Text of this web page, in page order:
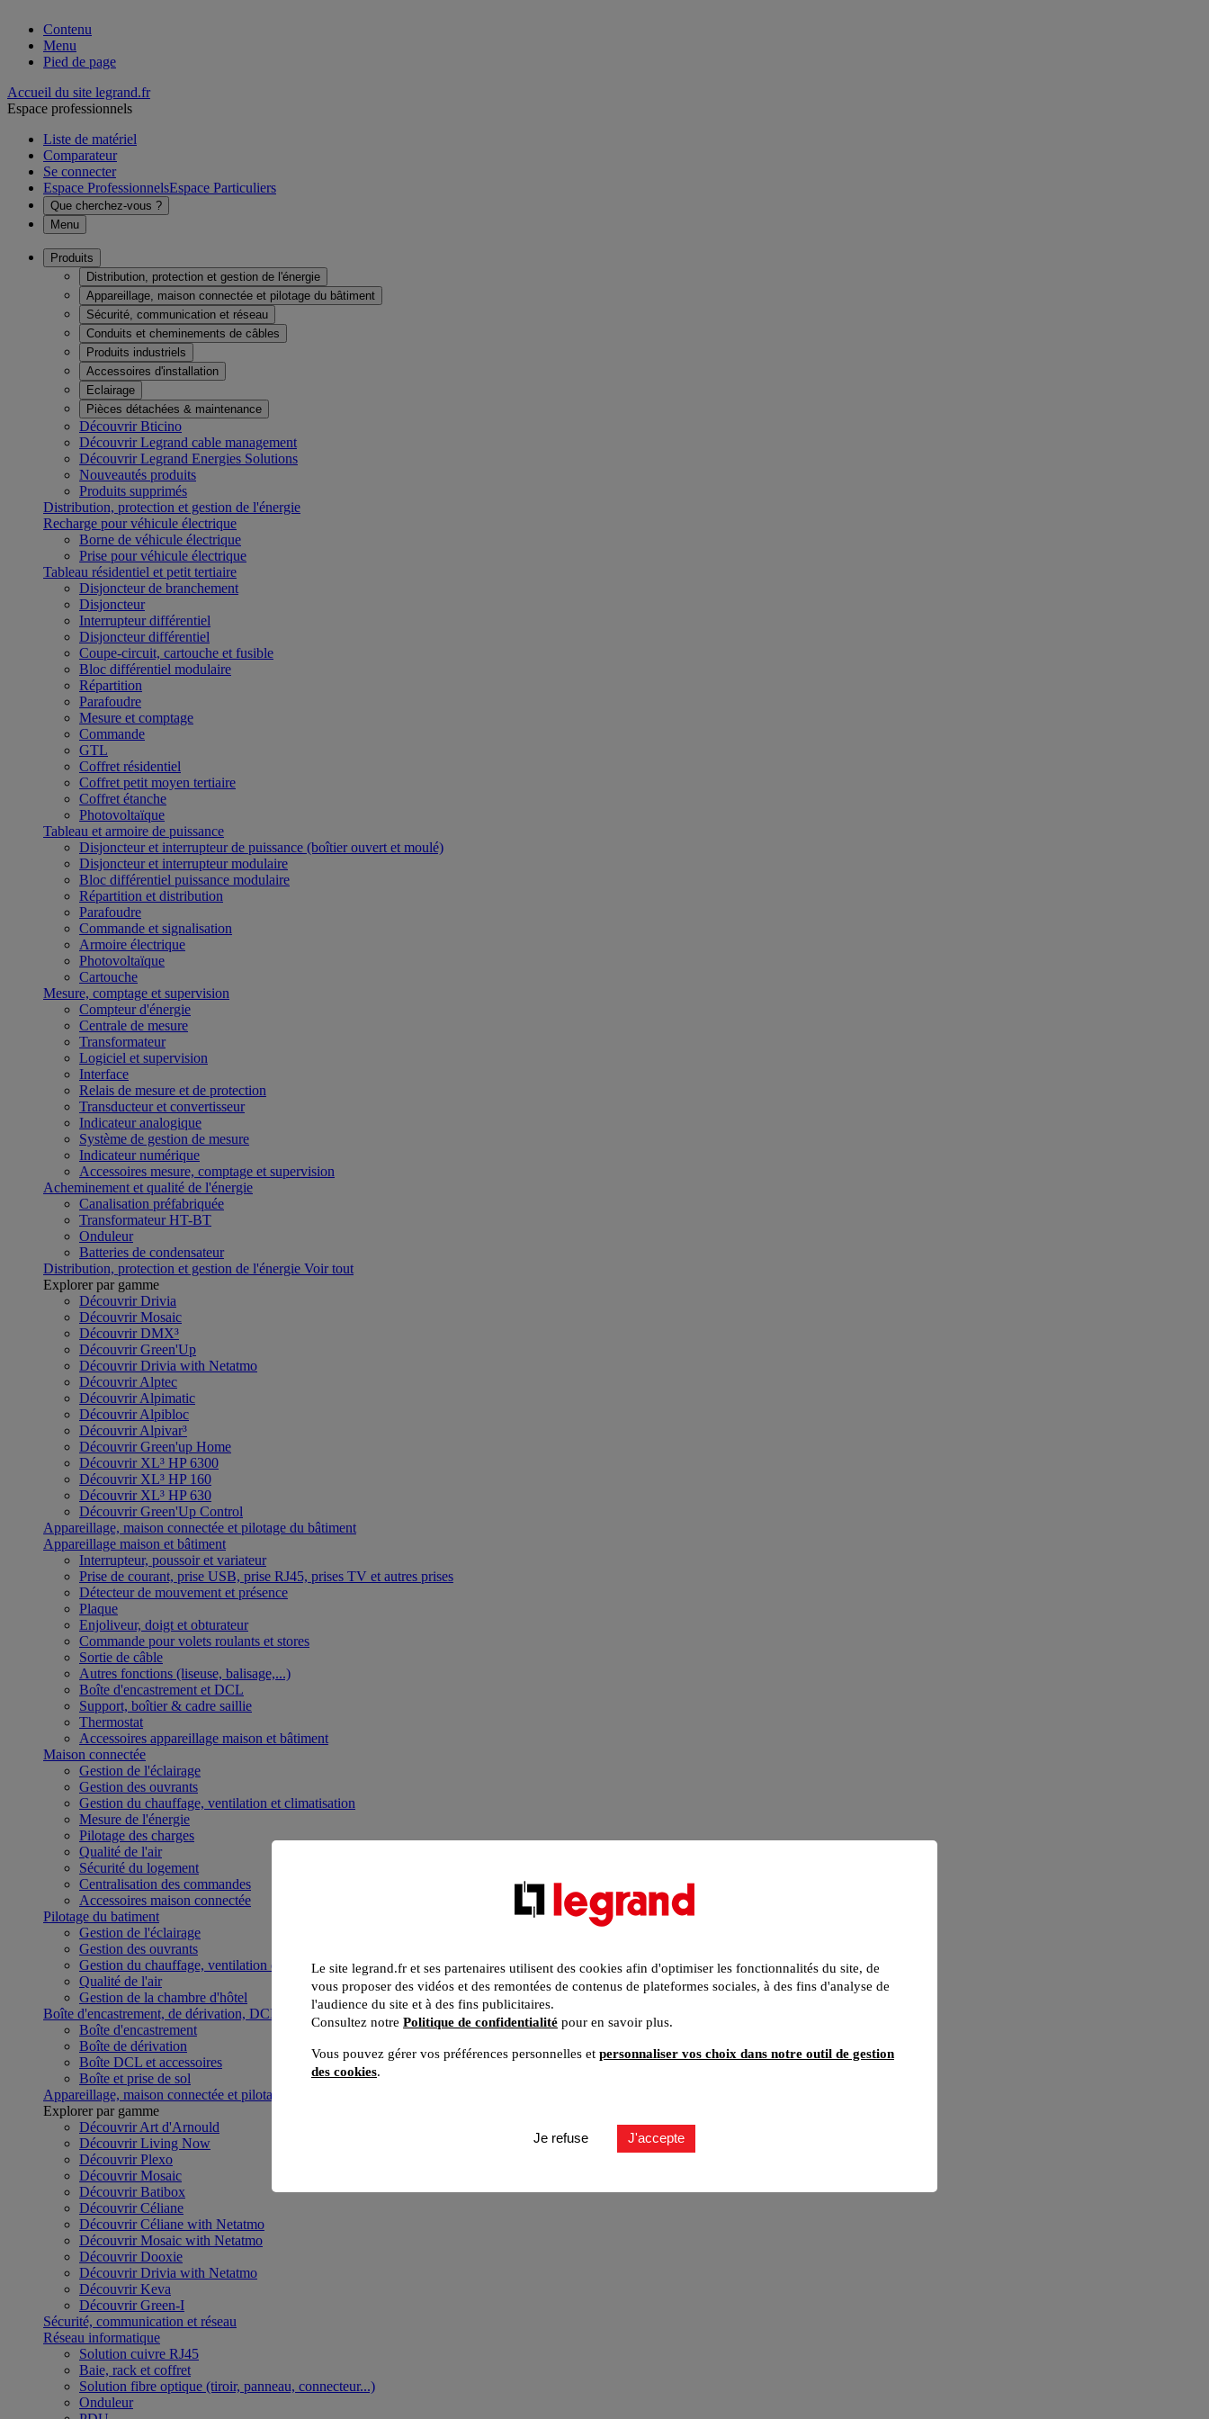
Contenu
Menu
Pied de page
Accueil du site legrand.fr
Espace professionnels
Liste de matériel
Comparateur
Se connecter
Espace ProfessionnelsEspace Particuliers
Que cherchez-vous ?
Menu
Produits
Distribution, protection et gestion de l'énergie
Appareillage, maison connectée et pilotage du bâtiment
Sécurité, communication et réseau
Conduits et cheminements de câbles
Produits industriels
Accessoires d'installation
Eclairage
Pièces détachées & maintenance
Découvrir Bticino
Découvrir Legrand cable management
Découvrir Legrand Energies Solutions
Nouveautés produits
Produits supprimés
Distribution, protection et gestion de l'énergie
Recharge pour véhicule électrique
Borne de véhicule électrique
Prise pour véhicule électrique
Tableau résidentiel et petit tertiaire
Disjoncteur de branchement
Disjoncteur
Interrupteur différentiel
Disjoncteur différentiel
Coupe-circuit, cartouche et fusible
Bloc différentiel modulaire
Répartition
Parafoudre
Mesure et comptage
Commande
GTL
Coffret résidentiel
Coffret petit moyen tertiaire
Coffret étanche
Photovoltaïque
Tableau et armoire de puissance
Disjoncteur et interrupteur de puissance (boîtier ouvert et moulé)
Disjoncteur et interrupteur modulaire
Bloc différentiel puissance modulaire
Répartition et distribution
Parafoudre
Commande et signalisation
Armoire électrique
Photovoltaïque
Cartouche
Mesure, comptage et supervision
Compteur d'énergie
Centrale de mesure
Transformateur
Logiciel et supervision
Interface
Relais de mesure et de protection
Transducteur et convertisseur
Indicateur analogique
Système de gestion de mesure
Indicateur numérique
Accessoires mesure, comptage et supervision
Acheminement et qualité de l'énergie
Canalisation préfabriquée
Transformateur HT-BT
Onduleur
Batteries de condensateur
Distribution, protection et gestion de l'énergie Voir tout
Explorer par gamme
Découvrir Drivia
Découvrir Mosaic
Découvrir DMX³
Découvrir Green'Up
Découvrir Drivia with Netatmo
Découvrir Alptec
Découvrir Alpimatic
Découvrir Alpibloc
Découvrir Alpivar³
Découvrir Green'up Home
Découvrir XL³ HP 6300
Découvrir XL³ HP 160
Découvrir XL³ HP 630
Découvrir Green'Up Control
Appareillage, maison connectée et pilotage du bâtiment
Appareillage maison et bâtiment
Interrupteur, poussoir et variateur
Prise de courant, prise USB, prise RJ45, prises TV et autres prises
Détecteur de mouvement et présence
Plaque
Enjoliveur, doigt et obturateur
Commande pour volets roulants et stores
Sortie de câble
Autres fonctions (liseuse, balisage,...)
Boîte d'encastrement et DCL
Support, boîtier & cadre saillie
Thermostat
Accessoires appareillage maison et bâtiment
Maison connectée
Gestion de l'éclairage
Gestion des ouvrants
Gestion du chauffage, ventilation et climatisation
Mesure de l'énergie
Pilotage des charges
Qualité de l'air
Sécurité du logement
Centralisation des commandes
Accessoires maison connectée
Pilotage du batiment
Gestion de l'éclairage
Gestion des ouvrants
Gestion du chauffage, ventilation et climatisation
Qualité de l'air
Gestion de la chambre d'hôtel
Boîte d'encastrement, de dérivation, DCL et boîte de sol
Boîte d'encastrement
Boîte de dérivation
Boîte DCL et accessoires
Boîte et prise de sol
Appareillage, maison connectée et pilotage du bâtiment
Explorer par gamme
Découvrir Art d'Arnould
Découvrir Living Now
Découvrir Plexo
Découvrir Mosaic
Découvrir Batibox
Découvrir Céliane
Découvrir Céliane with Netatmo
Découvrir Mosaic with Netatmo
Découvrir Dooxie
Découvrir Drivia with Netatmo
Découvrir Keva
Découvrir Green-I
Sécurité, communication et réseau
Réseau informatique
Solution cuivre RJ45
Baie, rack et coffret
Solution fibre optique (tiroir, panneau, connecteur...)
Onduleur
Le site legrand.fr et ses partenaires utilisent des cookies afin d'optimiser les fonctionnalités du site, de
vous proposer des vidéos et des remontées de contenus de plateformes sociales, à des fins d'analyse de
l'audience du site et à des fins publicitaires.
Consultez notre Politique de confidentialité pour en savoir plus.
Vous pouvez gérer vos préférences personnelles et personnaliser vos choix dans notre outil de gestion
des cookies.
Je refuse J'accepte